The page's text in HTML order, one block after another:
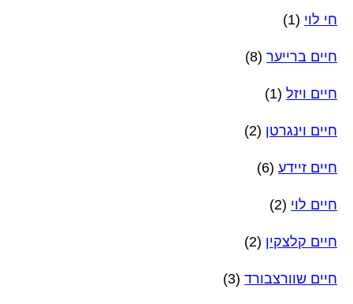
חי לוי (1)
חיים ברייער (8)
חיים ויזל (1)
חיים וינגרטן (2)
חיים זיידע (6)
חיים לוי (2)
חיים קלצקין (2)
חיים שוורצבורד (3)